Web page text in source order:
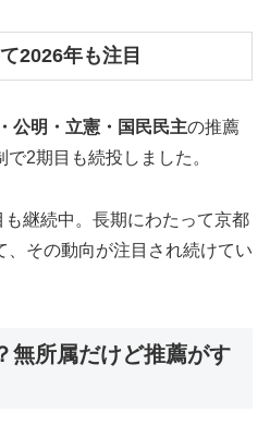
2026年も注目
公明・立憲・国民民主の推薦
2期目も続投しました。
継続中。長期にわたって京都
、その動向が注目され続けてい
無所属だけど推薦がす